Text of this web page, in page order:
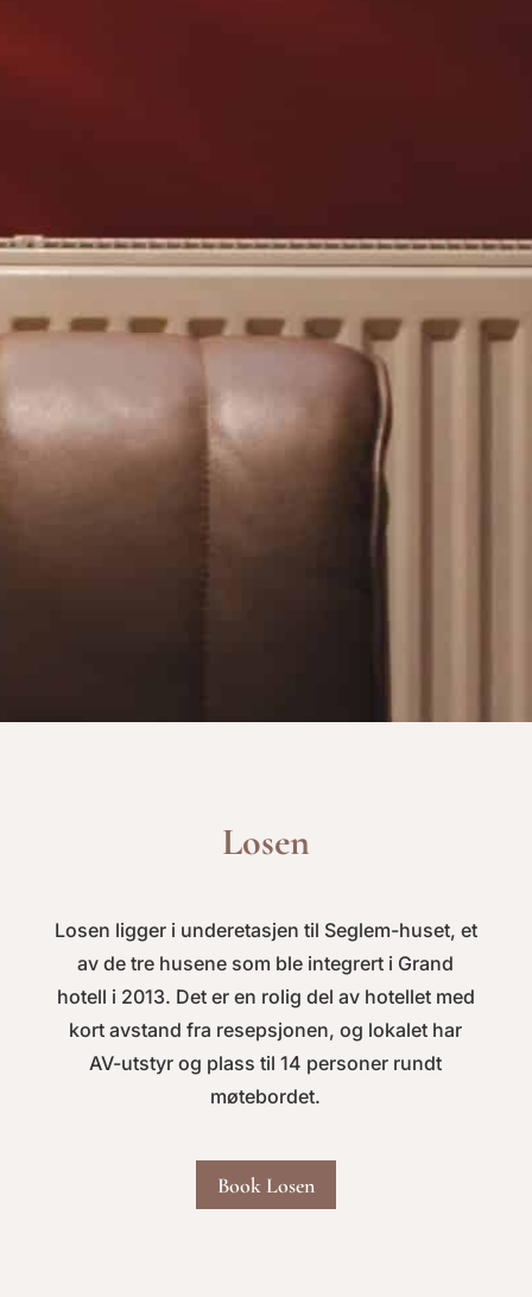
Losen
Losen ligger i underetasjen til Seglem-huset, et
av de tre husene som ble integrert i Grand
hotell i 2013. Det er en rolig del av hotellet med
kort avstand fra resepsjonen, og lokalet har
AV-utstyr og plass til 14 personer rundt
møtebordet.
Book Losen